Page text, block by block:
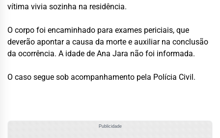
vítima vivia sozinha na residência.
O corpo foi encaminhado para exames periciais, que
deverão apontar a causa da morte e auxiliar na conclusão
da ocorrência. A idade de Ana Jara não foi informada.
O caso segue sob acompanhamento pela Polícia Civil.
Publicidade